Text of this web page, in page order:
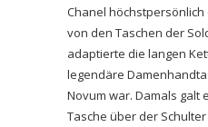
Chanel
von den Taschen der
adaptierte die langen
legendäre
Novum war. Damals galt
Tasche über der